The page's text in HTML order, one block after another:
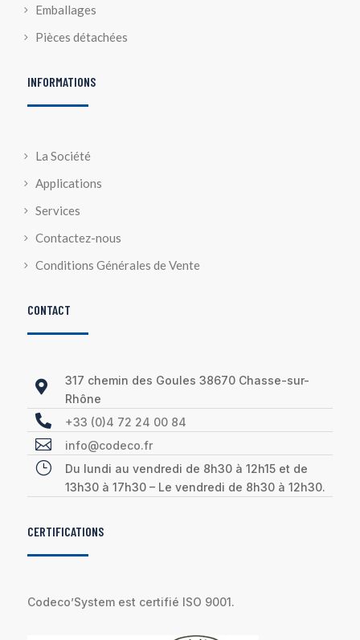
Emballages
Pièces détachées
INFORMATIONS
La Société
Applications
Services
Contactez-nous
Conditions Générales de Vente
CONTACT

317 chemin des Goules 38670 Chasse-sur-
Rhône
 +33 (0)4 72 24 00 84
 info@codeco.fr
}
Du lundi au vendredi de 8h30 à 12h15 et de
13h30 à 17h30 – Le vendredi de 8h30 à 12h30.
CERTIFICATIONS
Codeco’System est certifié ISO 9001.